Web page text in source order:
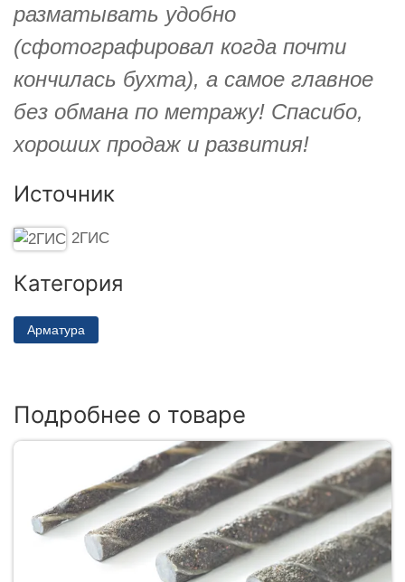
разматывать удобно
(сфотографировал когда почти
кончилась бухта), а самое главное
без обмана по метражу! Спасибо,
хороших продаж и развития!
Источник
2ГИС
Категория
Арматура
Подробнее о товаре